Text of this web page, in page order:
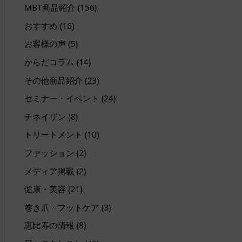
MBT商品紹介 (156)
おすすめ (16)
お客様の声 (5)
からだコラム (14)
その他商品紹介 (23)
セミナー・イベント (24)
チネイザン (8)
トリートメント (10)
ファッション (2)
メディア掲載 (2)
健康・美容 (21)
巻き爪・フットケア (3)
恵比寿の情報 (8)